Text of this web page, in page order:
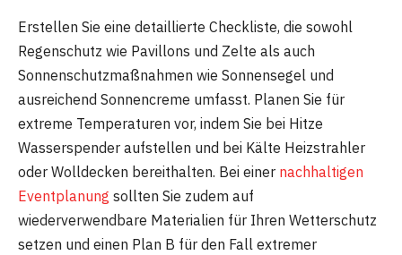
Erstellen Sie eine detaillierte Checkliste, die sowohl
Regenschutz wie Pavillons und Zelte als auch
Sonnenschutzmaßnahmen wie Sonnensegel und
ausreichend Sonnencreme umfasst. Planen Sie für
extreme Temperaturen vor, indem Sie bei Hitze
Wasserspender aufstellen und bei Kälte Heizstrahler
oder Wolldecken bereithalten. Bei einer nachhaltigen
Eventplanung sollten Sie zudem auf
wiederverwendbare Materialien für Ihren Wetterschutz
setzen und einen Plan B für den Fall extremer